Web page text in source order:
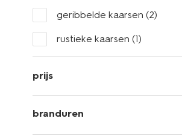
geribbelde kaarsen (2)
rustieke kaarsen (1)
prijs
branduren